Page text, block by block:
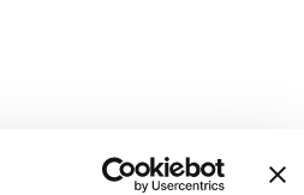
l’invito e dalla sua app